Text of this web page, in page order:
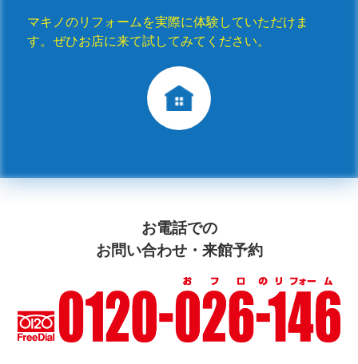
マキノのリフォームを実際に体験していただけま
す。ぜひお店に来て試してみてください。
お電話での
お問い合わせ・来館予約